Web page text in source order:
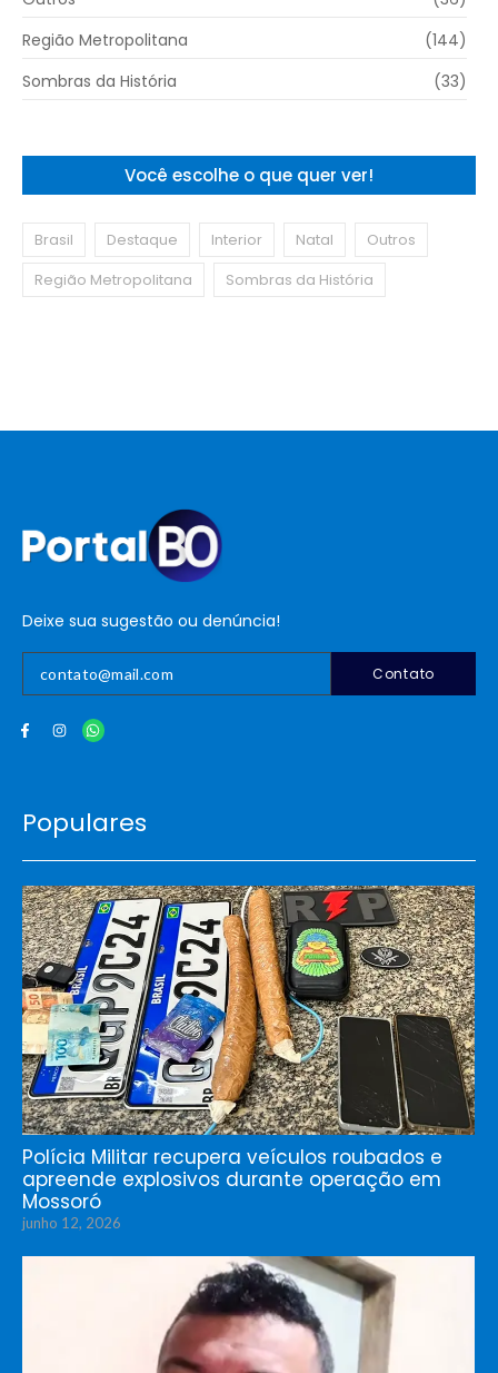
Região Metropolitana
(144)
Sombras da História
(33)
Você escolhe o que quer ver!
Brasil Destaque Interior Natal
Outros
Região Metropolitana
Sombras da História
Deixe sua sugestão ou denúncia!
Contato
Populares
Polícia Militar recupera veículos roubados e
apreende explosivos durante operação em
Mossoró
junho 12, 2026